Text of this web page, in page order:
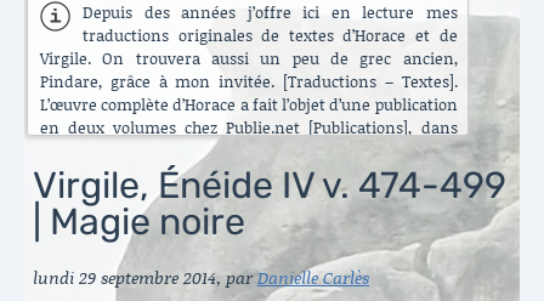
Depuis des années j’offre ici en lecture mes
traductions originales de textes d’Horace et de
Virgile. On trouvera aussi un peu de grec ancien,
Pindare, grâce à mon invitée. [Traductions – Textes].
L’œuvre complète d’Horace a fait l’objet d’une publication
en deux volumes chez Publie.net [Publications], dans
encore d’autres traductions que celles que vous pouvez
lire ici. C’est maintenant l’Énéide qui est chantier. Le
besoin de mettre ma longue pratique en perspective
s’est accru ces dernières années [Traduire]. La rubrique
est nouvelle. Elle va s’enrichir peu à peu. Il y a aussi de
belles surprises, des échanges contemporains et des
haïku en latin sous le titre austère des [Archives].
Virgile, Énéide IV v. 474-499
| Magie noire
lundi 29 septembre 2014,parDanielle Carlès